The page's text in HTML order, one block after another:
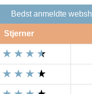
Bedst anmeldte
Stjerner